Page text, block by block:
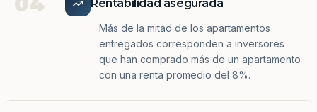
Rentabilidad asegurada
Más de la mitad de los apartamentos
entregados corresponden a inversores
que han comprado más de un apartamento
con una renta promedio del 8%.